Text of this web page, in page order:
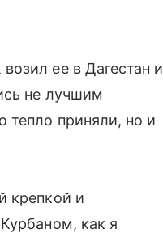
ее в Дагестан и
не лучшим
тепло приняли, но и
крепкой и
как я